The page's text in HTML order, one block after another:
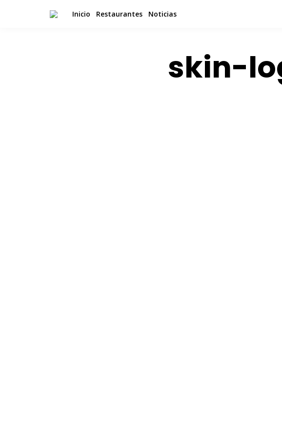
Inicio Restaurantes Noticias
skin-